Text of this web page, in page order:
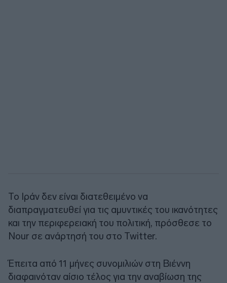
Το Ιράν δεν είναι διατεθειμένο να
διαπραγματευθεί για τις αμυντικές του ικανότητες
και την περιφερειακή του πολιτική, πρόσθεσε το
Nour σε ανάρτησή του στο Twitter.
Έπειτα από 11 μήνες συνομιλιών στη Βιέννη
διαφαινόταν αίσιο τέλος για την αναβίωση της